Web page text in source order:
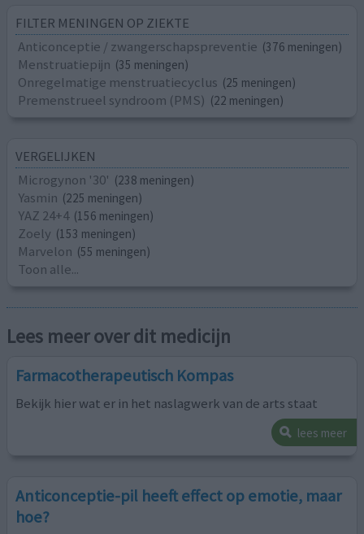
FILTER MENINGEN OP ZIEKTE
Anticonceptie / zwangerschapspreventie (376 meningen)
Menstruatiepijn (35 meningen)
Onregelmatige menstruatiecyclus (25 meningen)
Premenstrueel syndroom (PMS) (22 meningen)
VERGELIJKEN
Microgynon '30' (238 meningen)
Yasmin (225 meningen)
YAZ 24+4 (156 meningen)
Zoely (153 meningen)
Marvelon (55 meningen)
Toon alle...
Lees meer over dit medicijn
Farmacotherapeutisch Kompas
Bekijk hier wat er in het naslagwerk van de arts staat
lees meer
Anticonceptie-pil heeft effect op emotie, maar
hoe?